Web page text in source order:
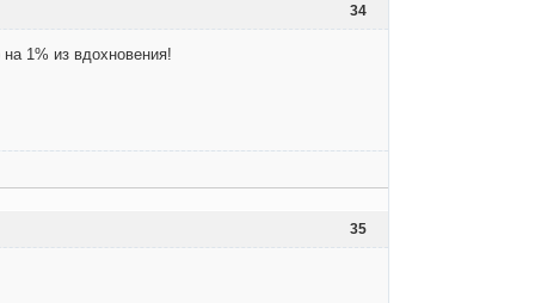
34
1% из вдохновения!
35